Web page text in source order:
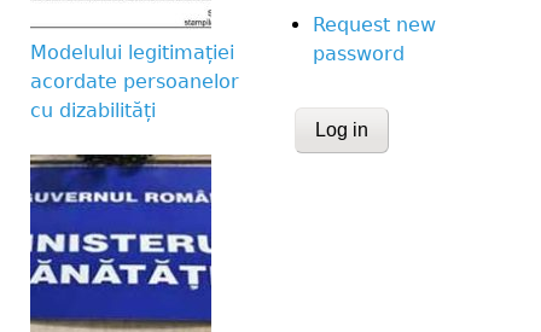
Modelului legitimației
acordate persoanelor
cu dizabilități
Request new
password
CAPTCHA